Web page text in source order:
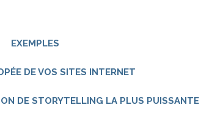
EXEMPLES
DE VOS SITES INTERNET
DE STORYTELLING LA PLUS PUISSANTE